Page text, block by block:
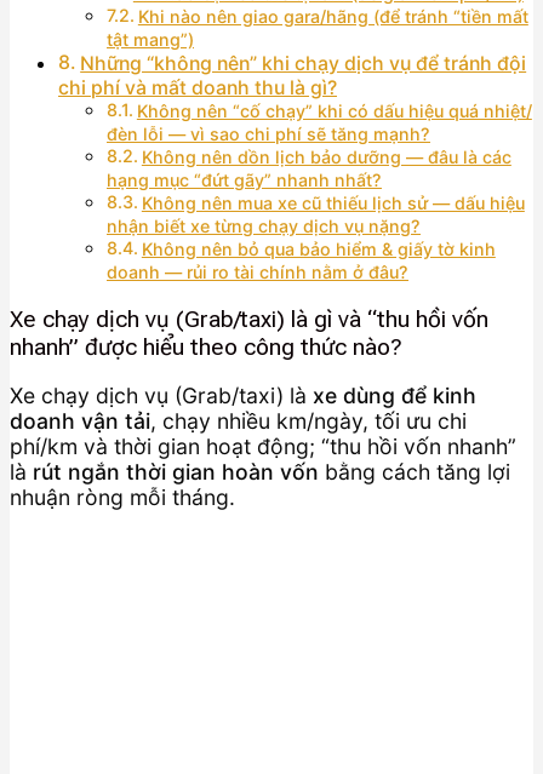
Khi nào nên giao gara/hãng (để tránh “tiền mất
tật mang”)
Những “không nên” khi chạy dịch vụ để tránh đội
chi phí và mất doanh thu là gì?
Không nên “cố chạy” khi có dấu hiệu quá nhiệt/
đèn lỗi — vì sao chi phí sẽ tăng mạnh?
Không nên dồn lịch bảo dưỡng — đâu là các
hạng mục “đứt gãy” nhanh nhất?
Không nên mua xe cũ thiếu lịch sử — dấu hiệu
nhận biết xe từng chạy dịch vụ nặng?
Không nên bỏ qua bảo hiểm & giấy tờ kinh
doanh — rủi ro tài chính nằm ở đâu?
Xe chạy dịch vụ (Grab/taxi) là gì và “thu hồi vốn
nhanh” được hiểu theo công thức nào?
Xe chạy dịch vụ (Grab/taxi) là xe dùng để kinh
doanh vận tải, chạy nhiều km/ngày, tối ưu chi
phí/km và thời gian hoạt động; “thu hồi vốn nhanh”
là rút ngắn thời gian hoàn vốn bằng cách tăng lợi
nhuận ròng mỗi tháng.